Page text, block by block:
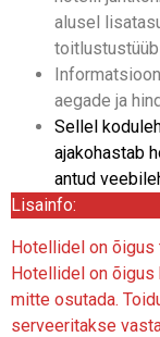
alusel
aegade ja
Sellel
ajakohastab
antud
Lisainfo:
Hotellidel on õigus
Hotellidel on õigus
mitte osutada.
serveeritakse